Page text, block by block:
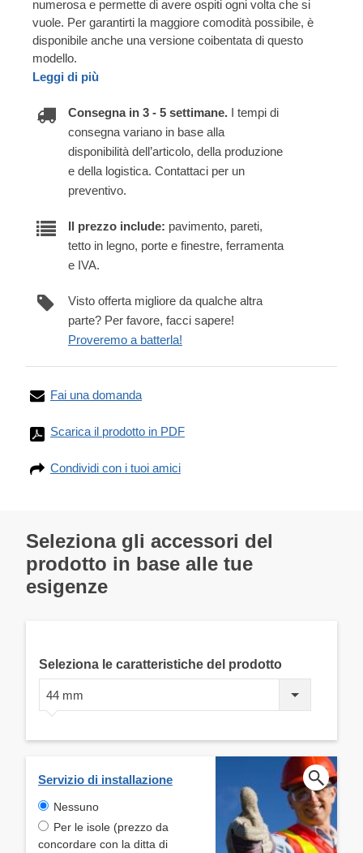
numerosa e permette di avere ospiti ogni volta che si
vuole. Per garantirti la maggiore comodità possibile, è
disponibile anche una versione coibentata di questo
modello.
Leggi di più
Consegna in 3 - 5 settimane. I tempi di
consegna variano in base alla
disponibilità dell’articolo, della produzione
e della logistica. Contattaci per un
preventivo.
Il prezzo include: pavimento, pareti,
tetto in legno, porte e finestre, ferramenta
e IVA.
Visto offerta migliore da qualche altra
parte? Per favore, facci sapere!
Proveremo a batterla!
Fai una domanda
Scarica il prodotto in PDF
Condividi con i tuoi amici
Seleziona gli accessori del
prodotto in base alle tue
esigenze
Seleziona le caratteristiche del prodotto
44 mm
Servizio di installazione
Nessuno
Per le isole (prezzo da
concordare con la ditta di